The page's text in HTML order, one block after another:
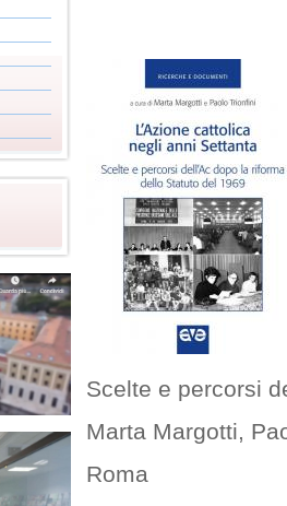
Scelte e percorsi
Marta Margotti,
Roma